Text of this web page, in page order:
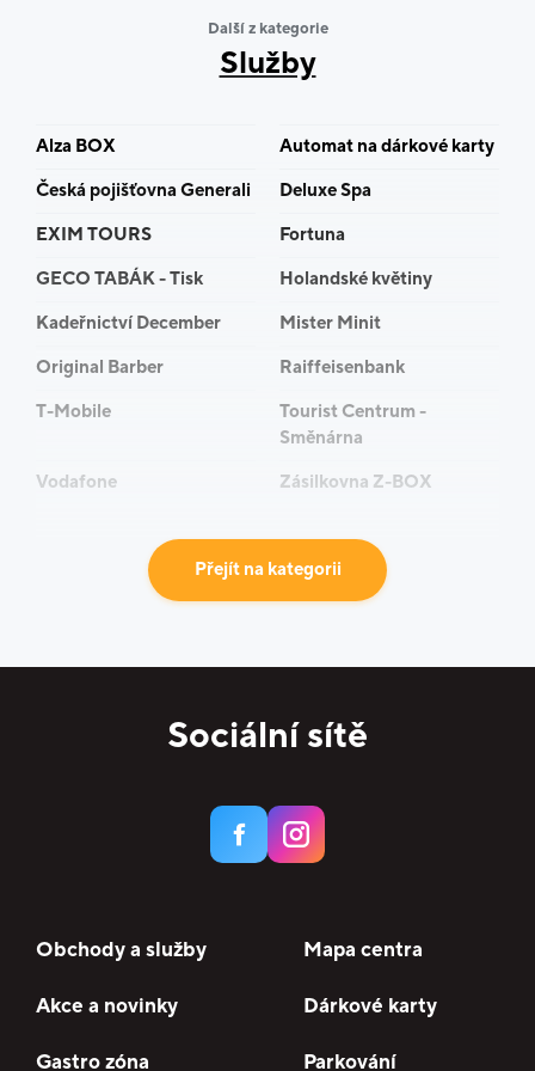
Další z kategorie
Služby
Alza BOX
Automat na dárkové karty
Česká pojišťovna Generali
Deluxe Spa
EXIM TOURS
Fortuna
GECO TABÁK - Tisk
Holandské květiny
Kadeřnictví December
Mister Minit
Original Barber
Raiffeisenbank
T-Mobile
Tourist Centrum -
Směnárna
Vodafone
Zásilkovna Z-BOX
Přejít na kategorii
Sociální sítě
Obchody a služby Mapa centra
Akce a novinky Dárkové karty
Gastro zóna Parkování